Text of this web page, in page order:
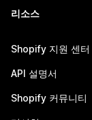
리소스
Shopify 지원 센터
API 설명서
Shopify 커뮤니티